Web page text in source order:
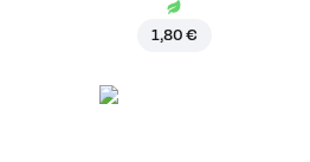
1,80 €